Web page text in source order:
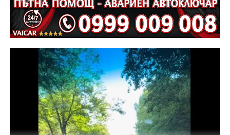
Предстои назначаването на автотехническа
експертиза относно причините и механизма на
възникналото пътнотранспортно произшествие.
На полицейските органи са възложени оперативно –
издирвателни мероприятия, свързани с
установяване на предходно преминали по трасето
на инкриминираната дата моторни превозни
средства, с евентуално последвало
компрометиране на пътната настилка.